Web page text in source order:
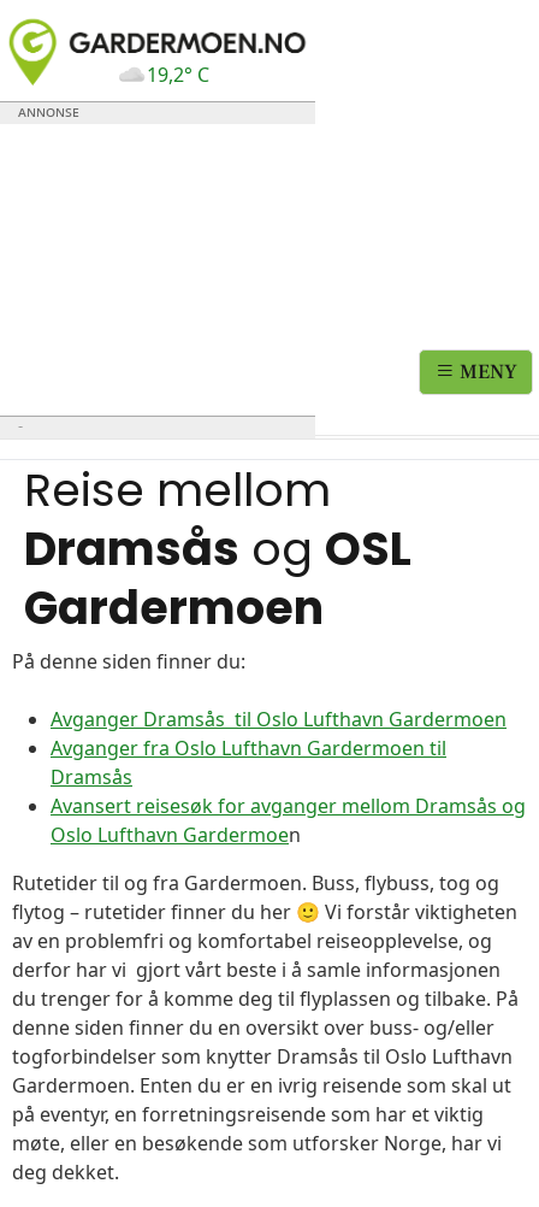
19,2° C
MENY
Reise mellom
Dramsås og OSL
Gardermoen
På denne siden finner du:
Avganger Dramsås til Oslo Lufthavn Gardermoen
Avganger fra Oslo Lufthavn Gardermoen til
Dramsås
Avansert reisesøk for avganger mellom Dramsås og
Oslo Lufthavn Gardermoen
Rutetider til og fra Gardermoen. Buss, flybuss, tog og
flytog – rutetider finner du her 🙂 Vi forstår viktigheten
av en problemfri og komfortabel reiseopplevelse, og
derfor har vi gjort vårt beste i å samle informasjonen
du trenger for å komme deg til flyplassen og tilbake. På
denne siden finner du en oversikt over buss- og/eller
togforbindelser som knytter Dramsås til Oslo Lufthavn
Gardermoen. Enten du er en ivrig reisende som skal ut
på eventyr, en forretningsreisende som har et viktig
møte, eller en besøkende som utforsker Norge, har vi
deg dekket.